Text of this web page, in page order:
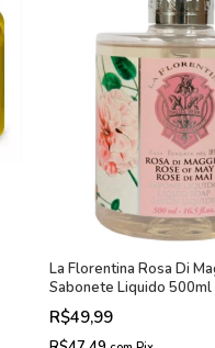
La Florentina Rosa Di
Sabonete Liquido 500ml
R$49,99